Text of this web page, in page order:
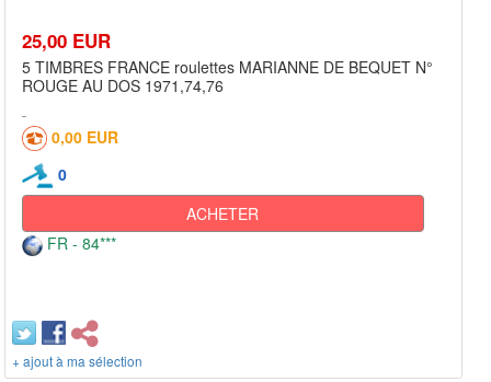
25,00 EUR
5 TIMBRES FRANCE roulettes MARIANNE DE BEQUET N°
ROUGE AU DOS 1971,74,76
0,00 EUR
0
ACHETER
FR - 84***
+ ajout à ma sélection